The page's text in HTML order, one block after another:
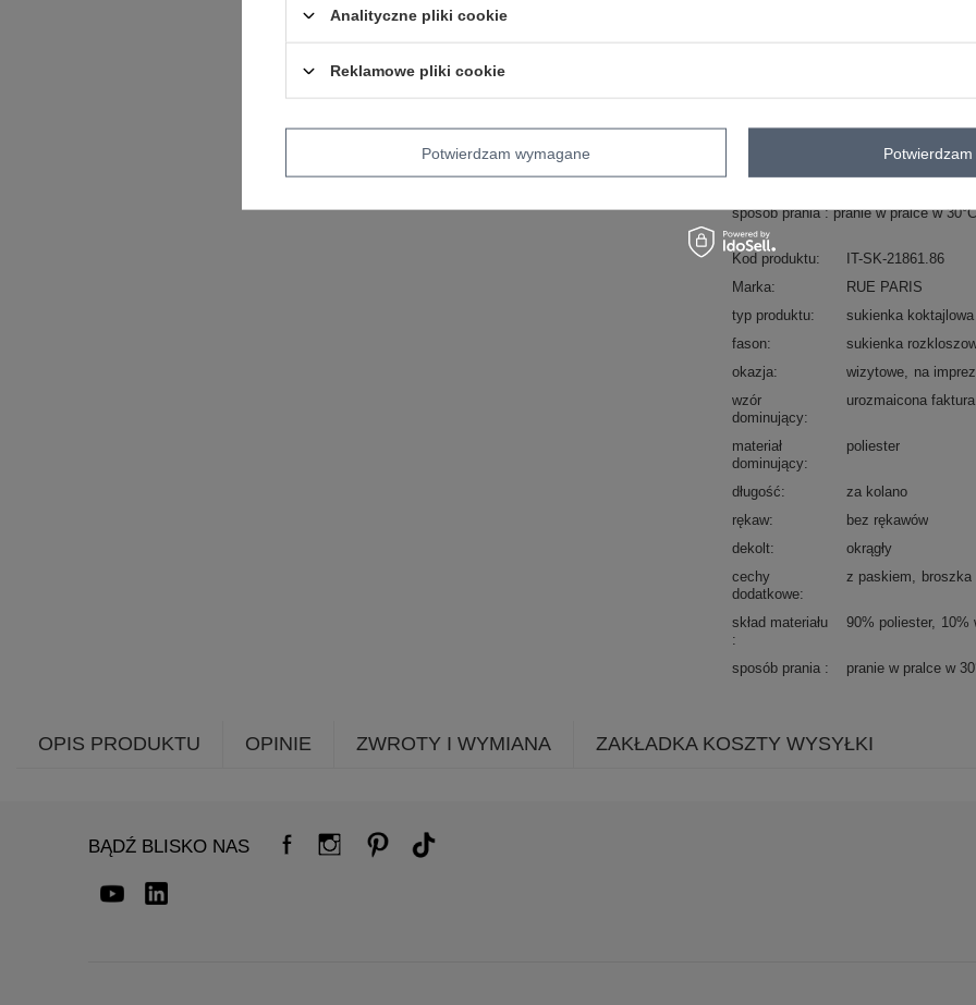
Zadzwoń+48 601 547 740
sposób prania : pranie w pralce w 30°C
Kod produktu
IT-SK-21861.86
Marka
RUE PARIS
typ produktu
sukienka koktajlowa
fason
sukienka
okazja
wizytowe
na
wzór
dominujący
urozmaicona faktura
materiał
dominujący
poliester
długość
za kolano
rękaw
bez rękawów
dekolt
okrągły
cechy
dodatkowe
z paskiem broszka
skład materiału 90% poliester 10%
sposób prania pranie w pralce w
OPIS PRODUKTU OPINIE ZWROTY I WYMIANA ZAKŁADKA KOSZTY WYSYŁKI
BĄDŹ BLISKO NAS
Analityczne pliki cookie
Reklamowe pliki cookie
Potwierdzam wymagane